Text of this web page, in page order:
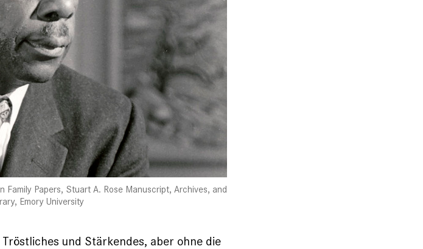
Family Papers, Stuart A. Rose Manuscript, Archives, and
Emory University
und Stärkendes, aber ohne die